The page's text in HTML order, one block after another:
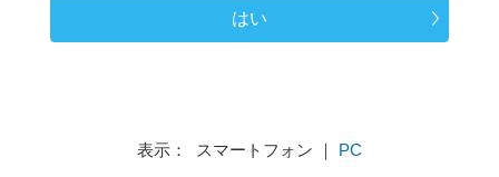
はい
表示： スマートフォン ｜ PC